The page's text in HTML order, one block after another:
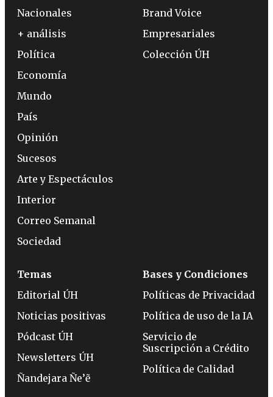
Nacionales
+ análisis
Política
Economía
Mundo
País
Opinión
Sucesos
Arte y Espectáculos
Interior
Correo Semanal
Sociedad
Brand Voice
Empresariales
Colección ÚH
Temas
Editorial ÚH
Noticias positivas
Pódcast ÚH
Newsletters ÚH
Ñandejara Ñe’ẽ
Bases y Condiciones
Políticas de Privacidad
Política de uso de la IA
Servicio de
Suscripción a Crédito
Política de Calidad